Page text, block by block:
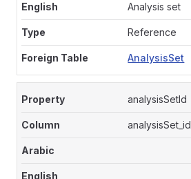
Analysis set
Reference
AnalysisSet
analysisSetId
analysisSet_id